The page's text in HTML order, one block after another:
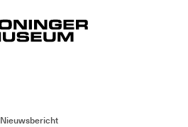
Nieuwsbericht